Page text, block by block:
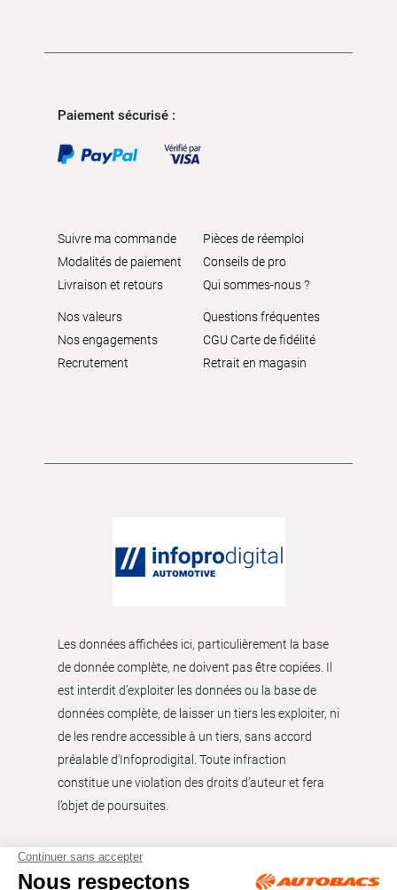
Paiement sécurisé :
Suivre ma commande
Modalités de paiement
Livraison et retours
Pièces de réemploi
Conseils de pro
Qui sommes-nous ?
Nos valeurs
Nos engagements
Recrutement
Questions fréquentes
CGU Carte de fidélité
Retrait en magasin
Les données affichées ici, particulièrement la base
de donnée complète, ne doivent pas être copiées. Il
est interdit d’exploiter les données ou la base de
données complète, de laisser un tiers les exploiter, ni
de les rendre accessible à un tiers, sans accord
préalable d'Infoprodigital. Toute infraction
constitue une violation des droits d’auteur et fera
l’objet de poursuites.